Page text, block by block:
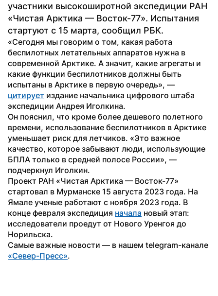
участники высокоширотной экспедиции РАН
«Чистая Арктика — Восток-77». Испытания
стартуют с 15 марта, сообщил РБК.
«Сегодня мы говорим о том, какая работа
беспилотных летательных аппаратов нужна в
современной Арктике. А значит, какие агрегаты и
какие функции беспилотников должны быть
цитирует издание начальника цифрового штаба
экспедиции Андрея Иголкина.
Он пояснил, что кроме более дешевого полетного
времени, использование беспилотников в Арктике
уменьшает риск для летчиков. «Это важное
качество, которое забывают люди, использующие
БПЛА только в средней полосе России», —
подчеркнул Иголкин.
Проект РАН «Чистая Арктика — Восток-77»
стартовал в Мурманске 15 августа 2023 года. На
Ямале ученые работают с ноября 2023 года. В
конце февраля экспедиция начала новый этап:
исследователи проедут от Нового Уренгоя до
Норильска.
«Север-Пресс».